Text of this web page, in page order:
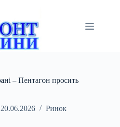
– Пентагон просить
20.06.2026 Ринок